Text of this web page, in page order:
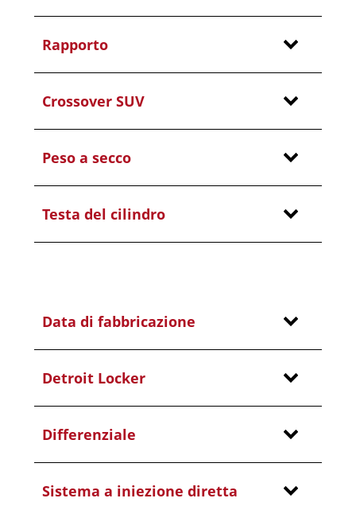
Rapporto
Crossover SUV
Peso a secco
Testa del cilindro
Data di fabbricazione
Detroit Locker
Differenziale
Sistema a iniezione diretta